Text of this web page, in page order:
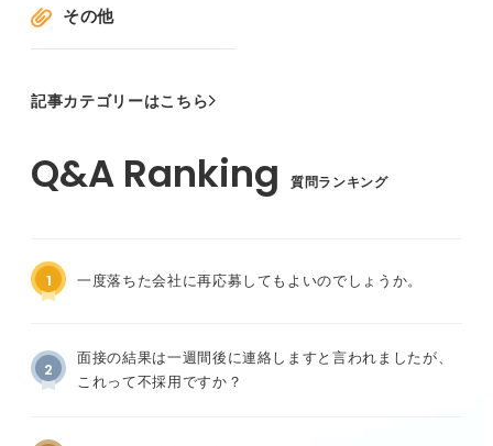
その他
記事カテゴリーはこちら
質問ランキング
1 一度落ちた会社に再応募してもよいのでしょうか。
2
面接の結果は一週間後に連絡しますと言われましたが、
これって不採用ですか？